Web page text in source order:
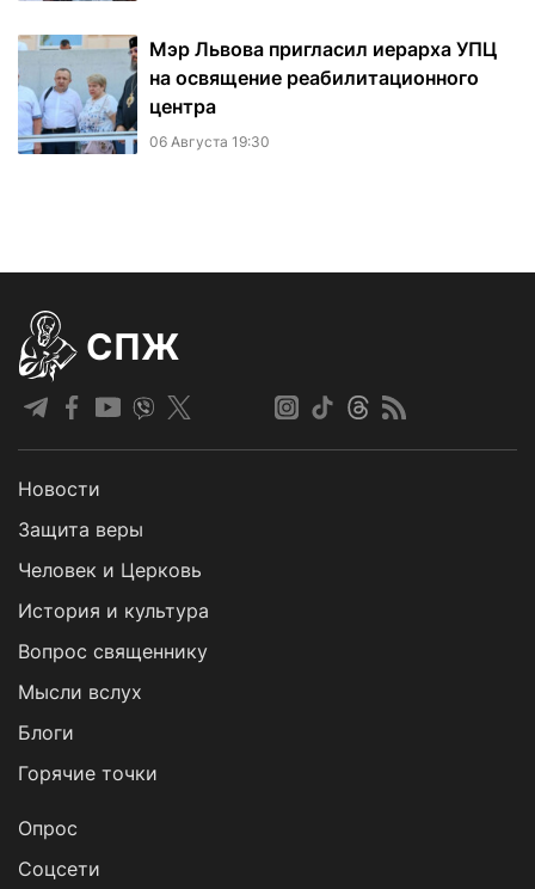
Мэр Львова пригласил иерарха УПЦ
на освящение реабилитационного
центра
06 Августа 19:30
СПЖ
Новости
Защита веры
Человек и Церковь
История и культура
Вопрос священнику
Мысли вслух
Блоги
Горячие точки
Опрос
Cоцсети